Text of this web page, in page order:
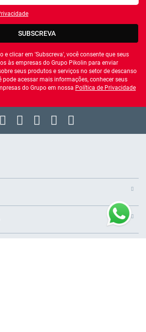
de privacidade
SUBSCREVA
e clicar em 'Subscreva', você consente que seus
às empresas do Grupo Pikolin para enviar
seus produtos e serviços no setor de descanso
pode acessar mais informações, conhecer seus
do Grupo em nossa Política de Privacidade